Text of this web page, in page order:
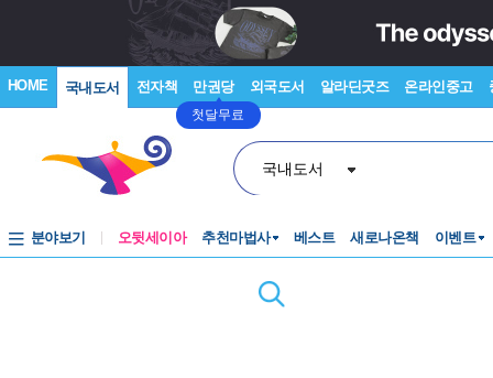
HOME 국내도서 전자책 만권당
첫달무료
외국도서 알라딘굿즈 온라인중고
국내도서
분야보기 오뒷세이아 추천마법사 베스트 새로나온책 이벤트